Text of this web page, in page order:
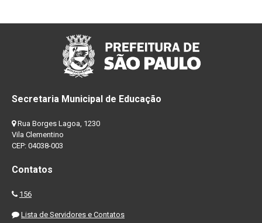
Secretaria Municipal de Educação
Rua Borges Lagoa, 1230
Vila Clementino
CEP: 04038-003
Contatos
156
Lista de Servidores e Contatos